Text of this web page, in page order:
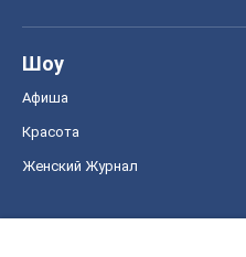
Шоу
Афиша
Красота
Женский Журнал